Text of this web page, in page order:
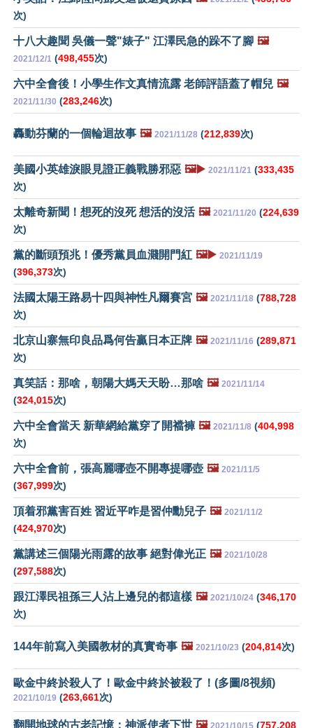
次)
十八大趣聞 吳儀一聲"婊子" 江澤民急的跺不了腳 🖼️
2021/12/1 (498,455次)
六中全會後！小學生作文真情流露 老師評語蓋了帽兒 🖼️
2021/11/30 (283,246次)
轟動芬蘭的一個輪迴故事 🖼️ 2021/11/28 (212,839次)
美國小英雄淚眼見證正義戰勝邪惡 🖼️▶️ 2021/11/21 (333,435
次)
太離奇新聞！想死的沒死 想活的沒活 🖼️ 2021/11/20 (224,639
次)
黨的斷頭預兆！優秀黨員血濺開門紅 🖼️▶️ 2021/11/19
(396,373次)
法國太陽王路易十四與神性凡爾賽宮 🖼️ 2021/11/18 (788,728
次)
北京山寨無印良品爲何告贏日本正牌 🖼️ 2021/11/16 (289,871
次)
真笑話：那啥，朝陽大媽天天盼…那啥 🖼️ 2021/11/14
(324,015次)
六中全會當天 新華網給黨穿了開襠褲 🖼️ 2021/11/8 (404,998
次)
六中全會前，張高麗哪壺不開專提哪壺 🖼️ 2021/11/5
(367,999次)
頂着邪黨害百姓 習近平咋是習仲勳兒子 🖼️ 2021/11/2
(424,970次)
黨講述三個陽光雨露的故事 絕對偉光正 🖼️ 2021/10/28
(297,588次)
跟江澤民祖孫三人沾上邊兒的都這樣 🖼️ 2021/10/24 (346,170
次)
144年前寫入美國教材的真實奇事 🖼️ 2021/10/23 (204,814次)
歐金中終於殺人了！歐金中終於被殺了！(多圖/8視頻)
2021/10/19 (263,661次)
翻開地球的古老記憶：神派使者下世 🖼️ 2021/10/15 (757,208